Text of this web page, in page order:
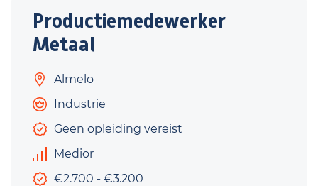
Productiemedewerker
Metaal
Almelo
Industrie
Geen opleiding vereist
Medior
€2.700 - €3.200